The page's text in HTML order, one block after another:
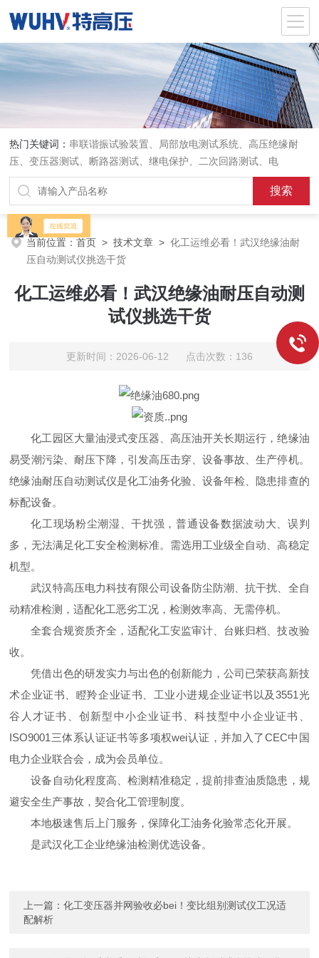
热门关键词： 串联谐振试验装置、局部放电测试系统、高压绝缘耐
压、变压器测试、断路器测试、继电保护、二次回路测试、电
当前位置：首页 >技术文章 >化工运维必看！武汉绝缘油耐
压自动测试仪挑选干货
化工运维必看！武汉绝缘油耐压自动测
试仪挑选干货
更新时间：2026-06-12 点击次数：136
化工园区大量油浸式变压器、高压油开关长期运行，绝缘油
易受潮污染、耐压下降，引发高压击穿、设备事故、生产停机。
绝缘油耐压自动测试仪是化工油务化验、设备年检、隐患排查的
标配设备。
化工现场粉尘潮湿、干扰强，普通设备数据波动大、误判
多，无法满足化工安全检测标准。需选用工业级全自动、高稳定
机型。
武汉特高压电力科技有限公司设备防尘防潮、抗干扰、全自
动精准检测，适配化工恶劣工况，检测效率高、无需停机。
全套合规资质齐全，适配化工安监审计、台账归档、技改验
收。
凭借出色的研发实力与出色的创新能力，公司已荣获高新技
术企业证书、瞪羚企业证书、工业小进规企业证书以及3551光
谷人才证书、创新型中小企业证书、科技型中小企业证书、
ISO9001三体系认证证书等多项权wei认证，并加入了CEC中国
电力企业联合会，成为会员单位。
设备自动化程度高、检测精准稳定，提前排查油质隐患，规
避安全生产事故，契合化工管理制度。
本地极速售后上门服务，保障化工油务化验常态化开展。
是武汉化工企业绝缘油检测优选设备。
上一篇：化工变压器并网验收必bei！变比组别测试仪工况适
配解析